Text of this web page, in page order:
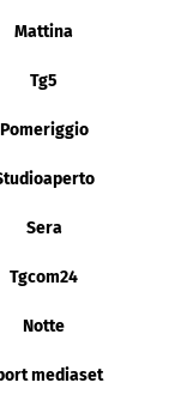
Mattina
Tg5
Pomeriggio
Sera
Tgcom24
Notte
mediaset